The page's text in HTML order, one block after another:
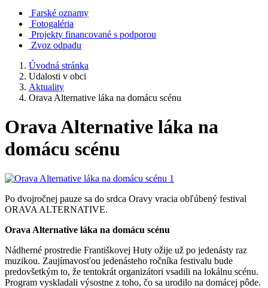
Farské oznamy
Fotogaléria
Projekty financované s podporou
Zvoz odpadu
Úvodná stránka
Udalosti v obci
Aktuality
Orava Alternative láka na domácu scénu
Orava Alternative láka na
domácu scénu
Po dvojročnej pauze sa do srdca Oravy vracia obľúbený festival
ORAVA ALTERNATIVE.
Orava Alternative láka na domácu scénu
Nádherné prostredie Františkovej Huty ožije už po jedenásty raz
muzikou. Zaujímavosťou jedenásteho ročníka festivalu bude
predovšetkým to, že tentokrát organizátori vsadili na lokálnu scénu.
Program vyskladali výsostne z toho, čo sa urodilo na domácej pôde.